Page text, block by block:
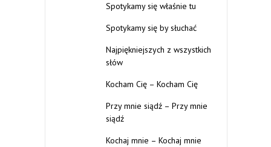
Spotykamy się właśnie tu
Spotykamy się by słuchać
Najpiękniejszych z wszystkich
słów
Kocham Cię – Kocham Cię
Przy mnie siądź – Przy mnie
siądź
Kochaj mnie – Kochaj mnie